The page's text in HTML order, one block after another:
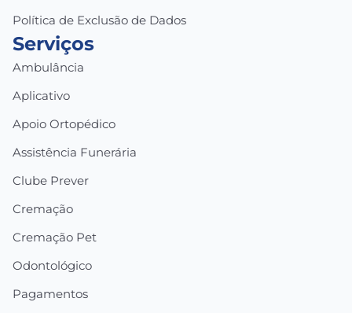
Política de Exclusão de Dados
Serviços
Ambulância
Aplicativo
Apoio Ortopédico
Assistência Funerária
Clube Prever
Cremação
Cremação Pet
Odontológico
Pagamentos